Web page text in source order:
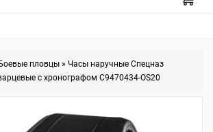
Боевые пловцы » Часы наручные Спецназ
с хронографом С9470434-OS20